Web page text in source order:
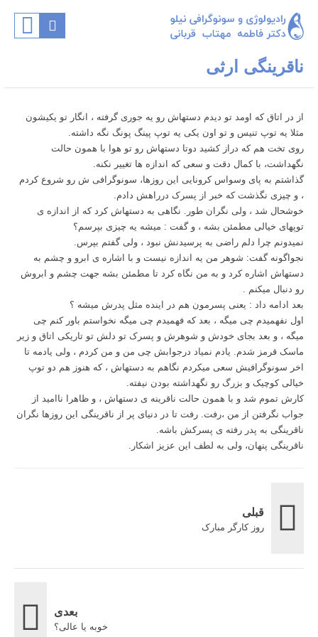
ناقرینگی ارثی
از در اتاق که اومد تو دیدم دستهاش رو یه جوری گرفته ، انگار تو یکیشون
مثلا یه توپ تنیس و تو اون یکی یه توپ پینگ پونگ نگه داشته.
روی تخت هم که دراز کشید دوتا دستهاش رو تو هوا با همون حالت
نگهداشت، با کمال دقت و سعی که اندازه ها تغییر نکنه.
گذاشتم به پای وسواس کرونایی این روزها، سونوگرافی ش رو شروع کردم
، و چیزی نگذشت که خبر از پسرک درراهش دادم.
خوشحال شد ، ولی نگران طور. نگاهی به دستهاش کرد که از اندازه ی
توپهای خیالی مطمئن بشه ، و گفت : میشه یه چیزی بپرسم؟
نمیدونم چرا دلم راضی به پرسیدنش نبود ، ولی گفتم بپرس.
نجواگونه گفت: شوهر من یه اندازه نیست و با اشاره ی ابرو و چشم به
دستهاش اشاره کرد و به من نگاه کرد تا مطمئن بشه جهت چشم و ابروش
رو دنبال میکنم .
بعد ادامه داد : یعنی پسرمون هم در اینده مثل پدرش میشه ؟
اول نفهمیدم چی میگه ، بعد که فهمیدم چی میگه نخواستم باور کنم چی
میگه ، و بعد بجای خودش و شوهرش و پسرک تو دلش تو تاریکی اتاق و زیر
ماسک قرمز شدم. یادم نمیاد درجوابش چی من و من کردم ، ولی یادمه تا
اخر سونوگرافیش سعی میکردم نگاهم به دستهاش ، که هنوز هم دو توپ
خیالی کوچیک و بزرگ رو نگهداشته بودن نیفته.
کارش تموم شد و با همون حالت ناقرینه ی دستهاش ، و ظاهرا ناامید از
جواب نگرفتن از من ،رفت. رفت تا در دنیای پر از ناقرینگی این روزها نگران
ناقرینگی به پدر رفته ی پسرکش باشه.
ناقرینگی پنهان، ولی به لطف این عزیز اشکار.
قبلی
روز کارگر مبارک
بعدی
خوبه یا عالی؟